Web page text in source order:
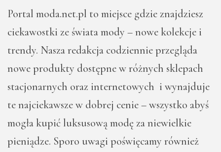
Portal moda.net.pl to miejsce gdzie znajdziesz
ciekawostki ze świata mody – nowe kolekcje i
trendy. Nasza redakcja codziennie przegląda
nowe produkty dostępne w różnych sklepach
stacjonarnych oraz internetowych i wynajduje
te najciekawsze w dobrej cenie – wszystko abyś
mogła kupić luksusową modę za niewielkie
pieniądze. Sporo uwagi poświęcamy również